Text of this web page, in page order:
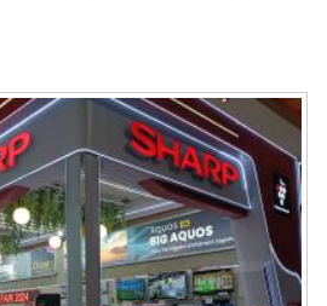
industri konten kreator di
kreator dapat dengan mudah
konten ke sosial media hanya
smartphone. &#13; &#13;